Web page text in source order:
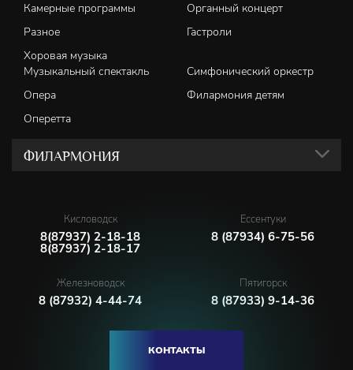
Камерные программы
Органный концерт
Разное
Гастроли
Хоровая музыка
Музыкальный спектакль
Симфонический оркестр
Опера
Филармония детям
Оперетта
ФИЛАРМОНИЯ
Кисловодск
8(87937) 2-18-18
8(87937) 2-18-17
Ессентуки
8 (87934) 6-75-56
Железноводск
8 (87932) 4-44-74
Пятигорск
8 (87933) 9-14-36
КОНТАКТЫ